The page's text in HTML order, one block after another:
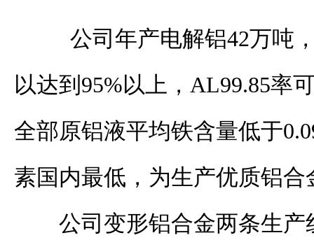
公司年产电解铝42万吨
以达到 95%以上， AL99.85率
全部原铝液平均铁含量低于
素国内最低，为生产优质铝
公司变形铝合金两条生产